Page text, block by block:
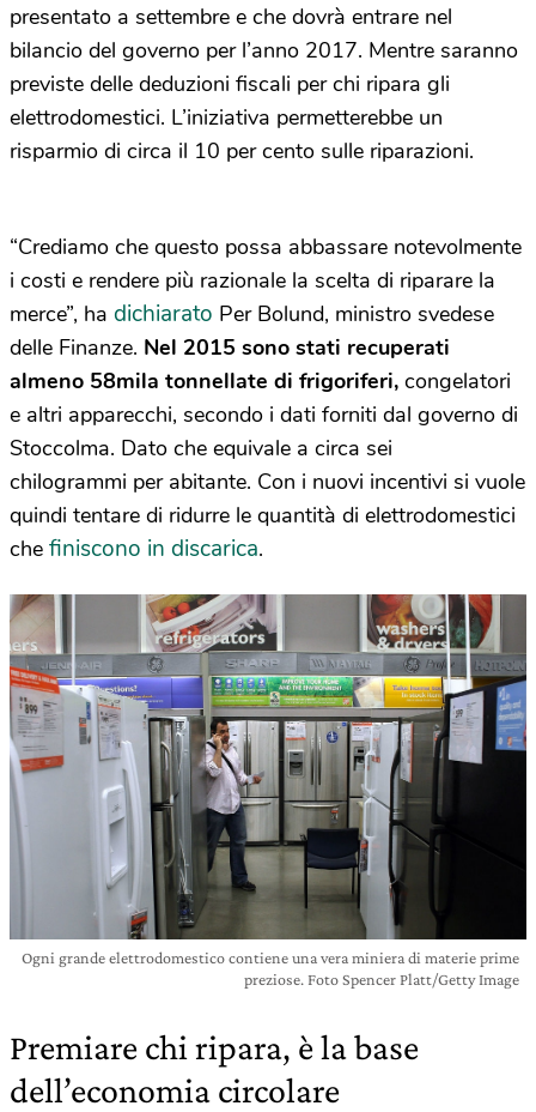
presentato a settembre e che dovrà entrare nel
bilancio del governo per l’anno 2017. Mentre saranno
previste delle deduzioni fiscali per chi ripara gli
elettrodomestici. L’iniziativa permetterebbe un
risparmio di circa il 10 per cento sulle riparazioni.
“Crediamo che questo possa abbassare notevolmente
i costi e rendere più razionale la scelta di riparare la
merce”, ha dichiarato Per Bolund, ministro svedese
delle Finanze. Nel 2015 sono stati recuperati
almeno 58mila tonnellate di frigoriferi, congelatori
e altri apparecchi, secondo i dati forniti dal governo di
Stoccolma. Dato che equivale a circa sei
chilogrammi per abitante. Con i nuovi incentivi si vuole
quindi tentare di ridurre le quantità di elettrodomestici
che finiscono in discarica.
Ogni grande elettrodomestico contiene una vera miniera di materie prime
preziose. Foto Spencer Platt/Getty Image
Premiare chi ripara, è la base
dell’economia circolare